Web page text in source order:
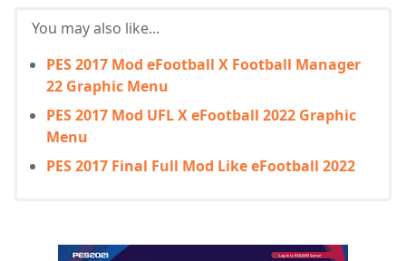
You may also like...
PES 2017 Mod eFootball X Football Manager
22 Graphic Menu
PES 2017 Mod UFL X eFootball 2022 Graphic
Menu
PES 2017 Final Full Mod Like eFootball 2022